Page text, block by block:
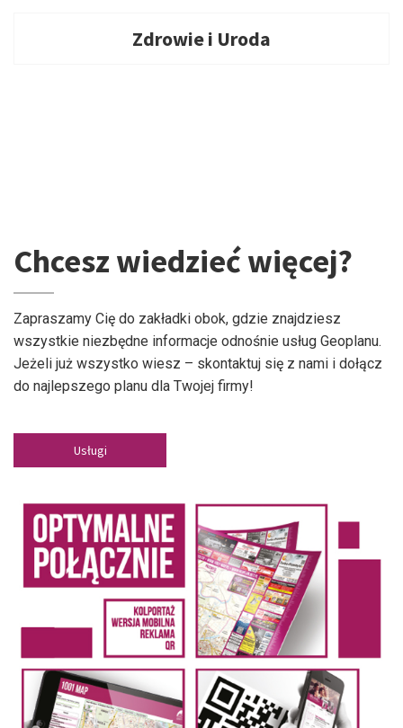
Zdrowie i Uroda
Chcesz wiedzieć więcej?
Zapraszamy Cię do zakładki obok, gdzie znajdziesz
wszystkie niezbędne informacje odnośnie usług Geoplanu.
Jeżeli już wszystko wiesz – skontaktuj się z nami i dołącz
do najlepszego planu dla Twojej firmy!
Usługi